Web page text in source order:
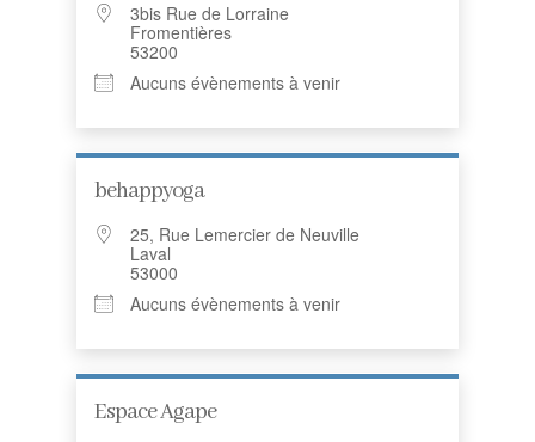
3bis Rue de Lorraine
Fromentières
53200
Aucuns évènements à venir
behappyoga
25, Rue Lemercier de Neuville
Laval
53000
Aucuns évènements à venir
Espace Agape